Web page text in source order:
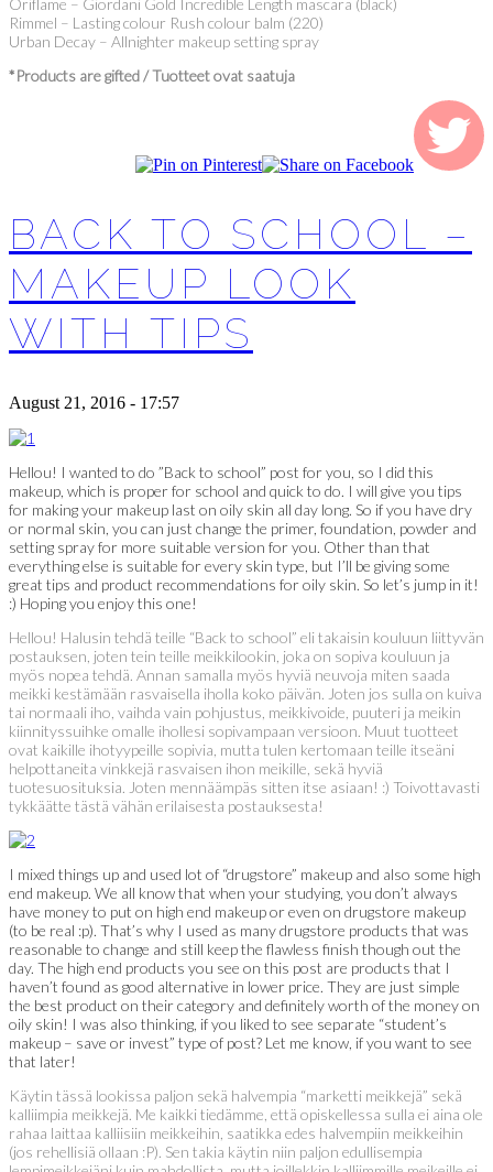
Rimmel – Lasting colour Rush colour balm (220)
Urban Decay – Allnighter makeup setting spray
*Products are gifted / Tuotteet ovat saatuja
BACK TO SCHOOL –
MAKEUP LOOK
WITH TIPS
August 21, 2016 - 17:57
Hellou! I wanted to do ”Back to school” post for you, so I did this
makeup, which is proper for school and quick to do. I will give you tips
for making your makeup last on oily skin all day long. So if you have dry
or normal skin, you can just change the primer, foundation, powder and
setting spray for more suitable version for you. Other than that
everything else is suitable for every skin type, but I’ll be giving some
great tips and product recommendations for oily skin. So let’s jump in it!
:) Hoping you enjoy this one!
Hellou! Halusin tehdä teille “Back to school” eli takaisin kouluun liittyvän
postauksen, joten tein teille meikkilookin, joka on sopiva kouluun ja
myös nopea tehdä. Annan samalla myös hyviä neuvoja miten saada
meikki kestämään rasvaisella iholla koko päivän. Joten jos sulla on kuiva
tai normaali iho, vaihda vain pohjustus, meikkivoide, puuteri ja meikin
kiinnityssuihke omalle ihollesi sopivampaan versioon. Muut tuotteet
ovat kaikille ihotyypeille sopivia, mutta tulen kertomaan teille itseäni
helpottaneita vinkkejä rasvaisen ihon meikille, sekä hyviä
tuotesuosituksia. Joten mennäämpäs sitten itse asiaan! :) Toivottavasti
tykkäätte tästä vähän erilaisesta postauksesta!
I mixed things up and used lot of “drugstore” makeup and also some high
end makeup. We all know that when your studying, you don’t always
have money to put on high end makeup or even on drugstore makeup
(to be real :p). That’s why I used as many drugstore products that was
reasonable to change and still keep the flawless finish though out the
day. The high end products you see on this post are products that I
haven’t found as good alternative in lower price. They are just simple
the best product on their category and definitely worth of the money on
oily skin! I was also thinking, if you liked to see separate “student’s
makeup – save or invest” type of post? Let me know, if you want to see
that later!
Käytin tässä lookissa paljon sekä halvempia “marketti meikkejä” sekä
kalliimpia meikkejä. Me kaikki tiedämme, että opiskellessa sulla ei aina ole
rahaa laittaa kalliisiin meikkeihin, saatikka edes halvempiin meikkeihin
(jos rehellisiä ollaan :P). Sen takia käytin niin paljon edullisempia